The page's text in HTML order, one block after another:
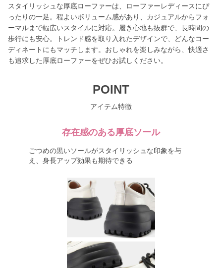
スタイリッシュな厚底ローファーは、ローファーレディースにぴ
ったりの一足。程よいボリューム感があり、カジュアルからフォ
ーマルまで幅広いスタイルに対応。履き心地も抜群で、長時間の
歩行にも安心。トレンド感を取り入れたデザインで、どんなコー
ディネートにもマッチします。おしゃれを楽しみながら、快適さ
も追求した厚底ローファーをぜひお試しください。
POINT
アイテム特徴
存在感のある厚底ソール
ごつめの黒いソールがスタイリッシュな印象を与
え、身長アップ効果も期待できる